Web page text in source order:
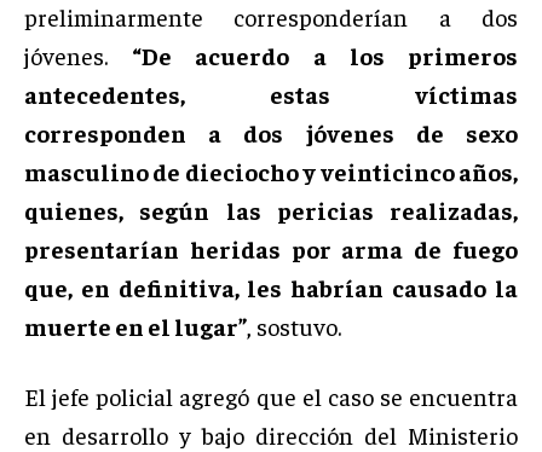
preliminarmente corresponderían a dos
jóvenes. “De acuerdo a los primeros
antecedentes, estas víctimas
corresponden a dos jóvenes de sexo
masculino de dieciocho y veinticinco años,
quienes, según las pericias realizadas,
presentarían heridas por arma de fuego
que, en definitiva, les habrían causado la
muerte en el lugar”, sostuvo.
El jefe policial agregó que el caso se encuentra
en desarrollo y bajo dirección del Ministerio